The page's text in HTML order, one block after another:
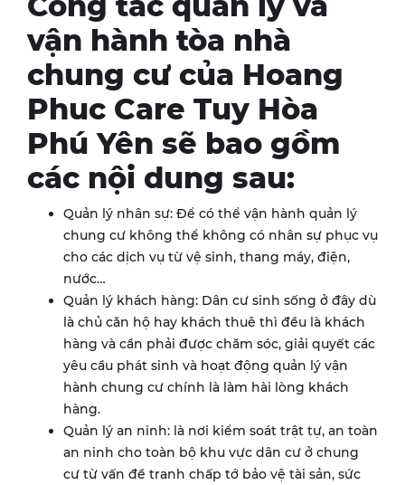
vận hành tòa nhà
chung cư của Hoang
Phuc Care Tuy Hòa
Phú Yên sẽ bao gồm
các nội dung sau:
Quản lý nhân sự: Để có thể vận hành quản lý
chung cư không thể không có nhân sự phục vụ
cho các dịch vụ từ vệ sinh, thang máy, điện,
nước…
Quản lý khách hàng: Dân cư sinh sống ở đây dù
là chủ căn hộ hay khách thuê thì đều là khách
hàng và cần phải được chăm sóc, giải quyết các
yêu cầu phát sinh và hoạt động quản lý vận
hành chung cư chính là làm hài lòng khách
hàng.
Quản lý an ninh: là nơi kiểm soát trật tự, an toàn
an ninh cho toàn bộ khu vực dân cư ở chung
cư từ vấn đề tranh chấp tớ bảo vệ tài sản, sức